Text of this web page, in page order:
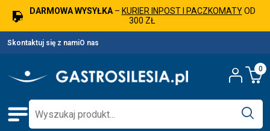
DARMOWA WYSYŁKA– KURIER INPOST I PACZKOMATYOD
300 ZŁ
Skontaktuj się z namiO nas
0